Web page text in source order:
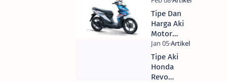
Panduan
Lengkap
Semua
Generasi
Tipe Dan
Harga Aki
Motor
Honda
BeAT
Semua Tipe
Dan Tahun
Tipe Aki
Honda
Revo